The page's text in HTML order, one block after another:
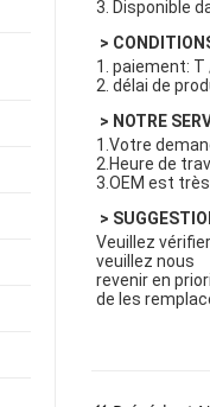
3. Disponible
>
1. paiement: T
2. délai de
> NOTRE
1.Votre
2.Heure de
3.OEM est
>
Veuillez
veuillez nous
revenir en
de les